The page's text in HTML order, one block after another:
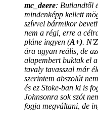
mc_deere: Butlandtől
mindenképp kellett
szívvel bármikor
nem a régi, erre a
pláne ingyen (A+).
ára ugyan reális, de
alapembert buktak el
tavaly tavasszal már
szerintem abszolút
és ez Stoke-ban ki is
Johnsonra sok szót
fogja megváltani, de